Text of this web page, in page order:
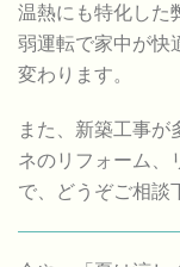
温熱にも特化した
弱運転で家中が快
変わります。
また、新築工事が
ネのリフォーム、
で、どうぞご相談